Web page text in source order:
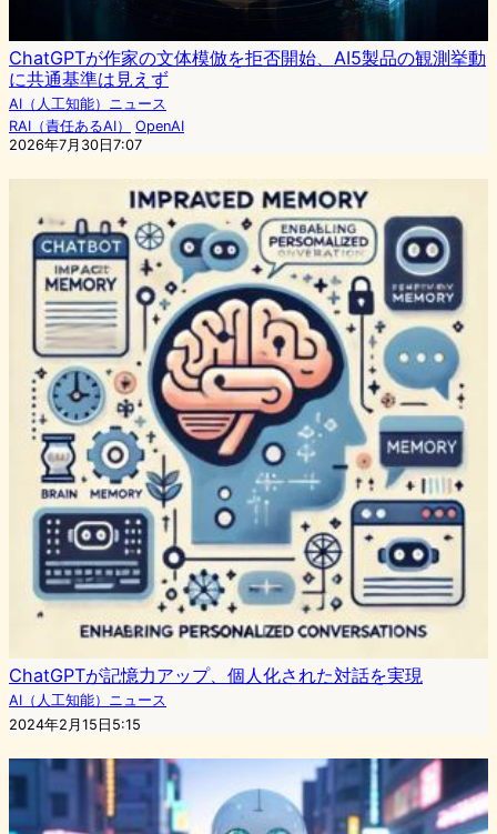
ChatGPTが作家の文体模倣を拒否開始、AI5製品の観測挙動
に共通基準は見えず
AI（人工知能）ニュース
RAI（責任あるAI）
OpenAI
2026年7月30日7:07
ChatGPTが記憶力アップ、個人化された対話を実現
AI（人工知能）ニュース
2024年2月15日5:15